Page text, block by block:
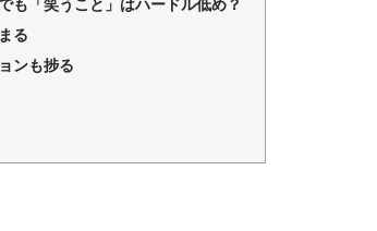
も「笑うこと」はハードル低め？
る
ンも捗る